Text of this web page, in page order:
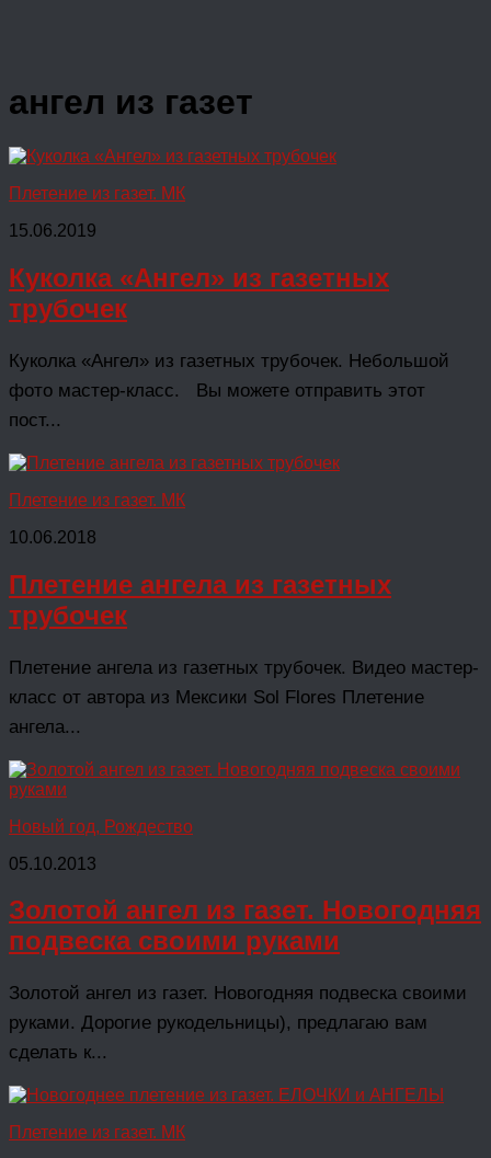
ангел из газет
Плетение из газет. МК
15.06.2019
Куколка «Ангел» из газетных
трубочек
Куколка «Ангел» из газетных трубочек. Небольшой
фото мастер-класс. Вы можете отправить этот
пост...
Плетение из газет. МК
10.06.2018
Плетение ангела из газетных
трубочек
Плетение ангела из газетных трубочек. Видео мастер-
класс от автора из Мексики Sol Flores Плетение
ангела...
Новый год, Рождество
05.10.2013
Золотой ангел из газет. Новогодняя
подвеска своими руками
Золотой ангел из газет. Новогодняя подвеска своими
руками. Дорогие рукодельницы), предлагаю вам
сделать к...
Плетение из газет. МК